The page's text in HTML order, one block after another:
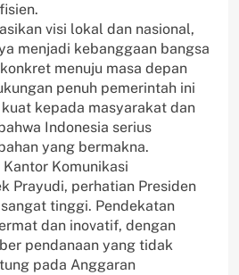
visi lokal dan nasional,
menjadi kebanggaan bangsa
menuju masa depan
penuh pemerintah ini
kepada masyarakat dan
Indonesia serius
yang bermakna.
Komunikasi
Prayudi, perhatian Presiden
tinggi. Pendekatan
dan inovatif, dengan
pendanaan yang tidak
pada Anggaran